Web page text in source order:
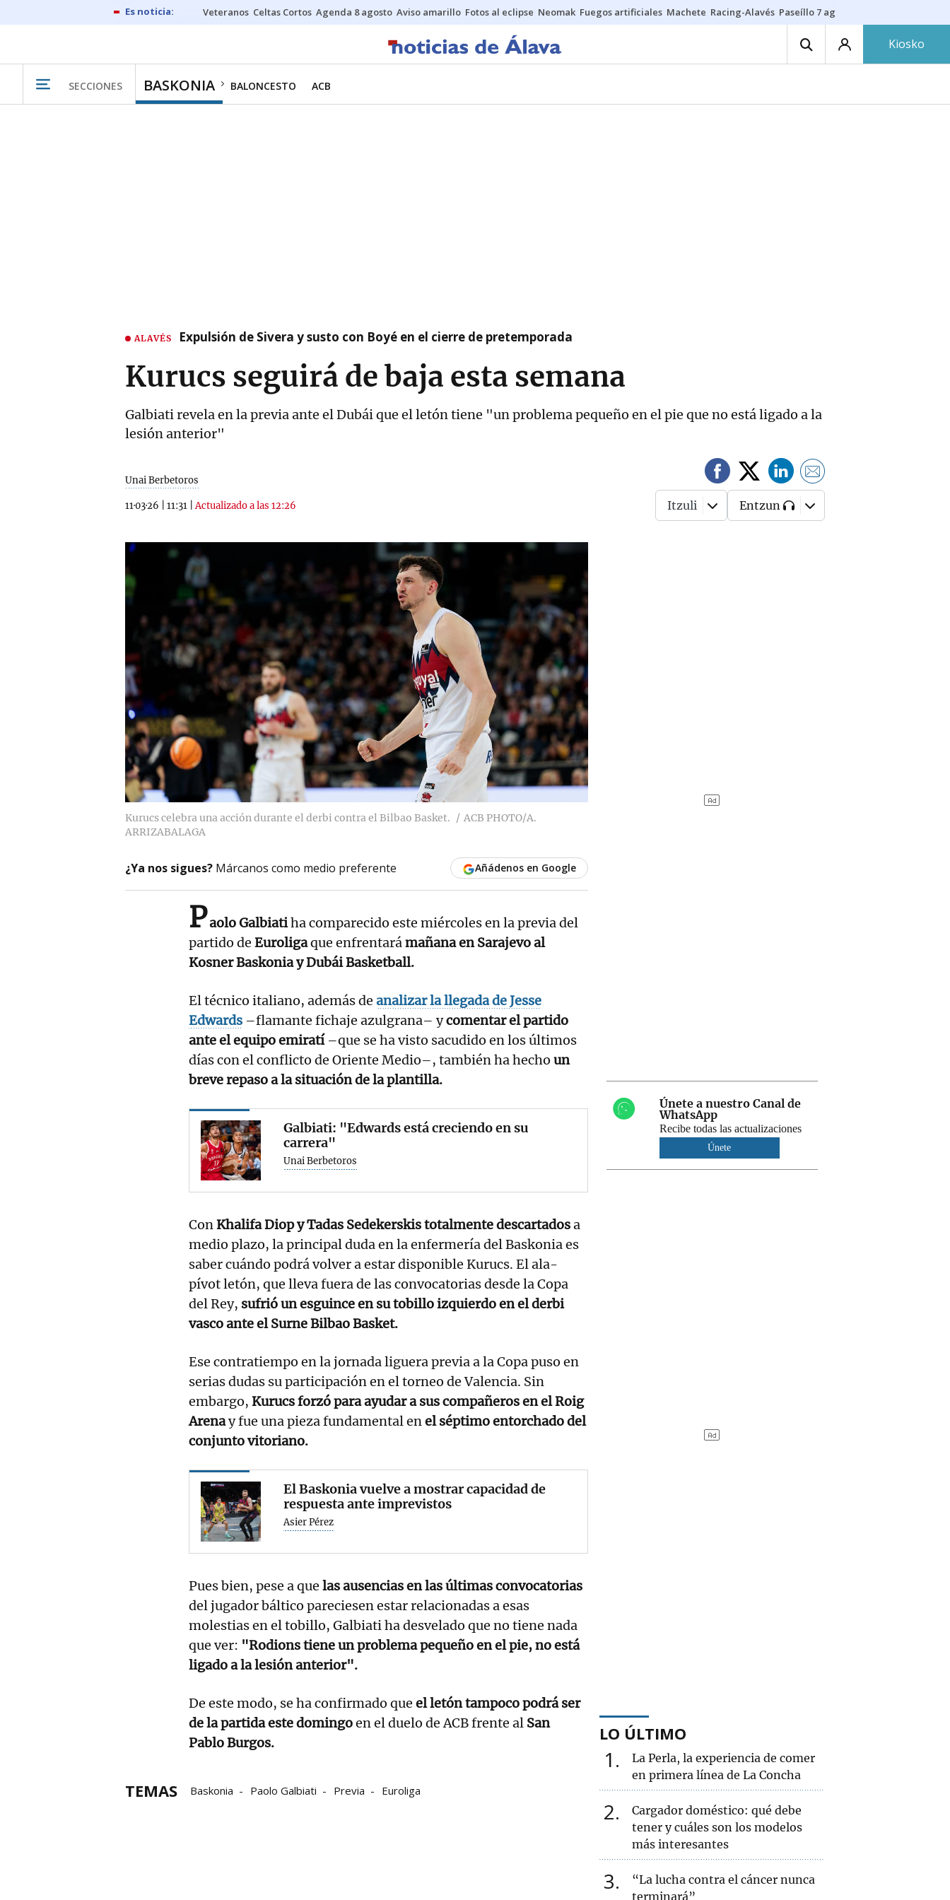
Veteranos Celtas Cortos Agenda 8 agosto Aviso amarillo Fotos al eclipse Neomak Fuegos artificiales Machete Racing-Alavés Paseíllo 7 agosto
Kiosko
SECCIONES BASKONIA BALONCESTO ACB
ALAVÉS Expulsión de Sivera y susto con Boyé en el cierre de pretemporada
Kurucs seguirá de baja esta semana
Galbiati revela en la previa ante el Dubái que el letón tiene "un problema pequeño en el pie que no está ligado a la
lesión anterior"
Unai Berbetoros
11·03·26 11:31 |Actualizado a las 12:26 Itzuli Entzun
Kurucs celebra una acción durante el derbi contra el Bilbao Basket.
ACB PHOTO/A.
ARRIZABALAGA
¿Ya nos sigues? Márcanos como medio preferente Añádenos en Google
Paolo Galbiatiha comparecido este miércoles en la previa del
partido de Euroligaque enfrentarámañana en Sarajevo al
Kosner Baskonia y Dubái Basketball.
El técnico italiano, además de analizar la llegada de Jesse
Edwards –flamante fichaje azulgrana– ycomentar el partido
ante el equipo emiratí –que se ha visto sacudido en los últimos
días con el conflicto de Oriente Medio–, también ha hecho un
breve repaso a la situación de la plantilla.
Galbiati: "Edwards está creciendo en su
carrera"
Unai Berbetoros
ConKhalifa Diop y Tadas Sedekerskis totalmente descartadosa
medio plazo, la principal duda en la enfermería del Baskonia es
saber cuándo podrá volver a estar disponible Kurucs. El ala-
pívot letón, que lleva fuera de las convocatorias desde la Copa
del Rey, sufrió un esguince en su tobillo izquierdo en el derbi
vasco ante el Surne Bilbao Basket.
Ese contratiempo en la jornada liguera previa a la Copa puso en
serias dudas su participación en el torneo de Valencia. Sin
embargo, Kurucs forzó para ayudar a sus compañeros en el Roig
Arenay fue una pieza fundamental enel séptimo entorchado del
conjunto vitoriano.
El Baskonia vuelve a mostrar capacidad de
respuesta ante imprevistos
Asier Pérez
Pues bien, pese a que las ausencias en las últimas convocatorias
del jugador báltico pareciesen estar relacionadas a esas
molestias en el tobillo, Galbiati ha desvelado que no tiene nada
que ver: "Rodions tiene un problema pequeño en el pie, no está
ligado a la lesión anterior".
De este modo, se ha confirmado que el letón tampoco podrá ser
de la partida este domingoen el duelo de ACB frente al San
Pablo Burgos.
TEMAS Baskonia Paolo Galbiati Previa Euroliga
Únete a nuestro Canal de
WhatsApp
Recibe todas las actualizaciones
Únete
LO ÚLTIMO
1
La Perla, la experiencia de comer
en primera línea de La Concha
2
Cargador doméstico: qué debe
tener y cuáles son los modelos
más interesantes
3
“La lucha contra el cáncer nunca
terminará”